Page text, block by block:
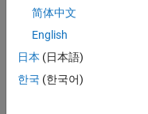
ardi
inte
gral
in
简体中文
English
日本 (日本語)
한국 (한국어)